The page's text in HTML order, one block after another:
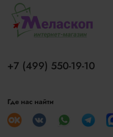
+7 (499) 550-19-10
Где нас найти